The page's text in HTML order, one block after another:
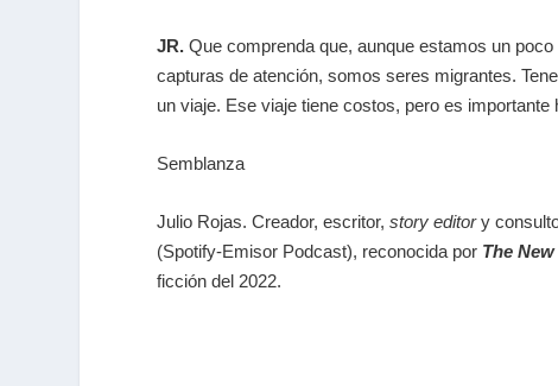
JR. Que comprenda que, aunque estamos un
capturas de atención, somos seres migrantes.
un viaje. Ese viaje tiene costos, pero es
Semblanza
Julio Rojas. Creador, escritor, story editory
(Spotify-Emisor Podcast), reconocida por The
ficción del 2022.